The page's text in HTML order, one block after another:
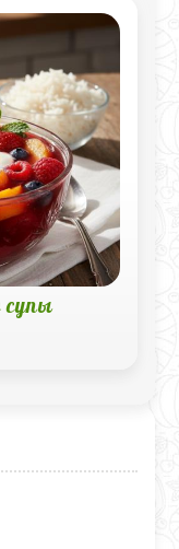
супы